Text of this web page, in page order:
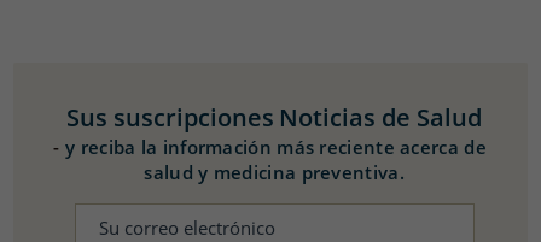
Sus suscripciones Noticias de Salud
-y reciba la información más reciente acerca de
salud y medicina preventiva.